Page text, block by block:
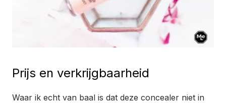
Prijs en verkrijgbaarheid
Waar ik echt van baal is dat deze concealer niet in